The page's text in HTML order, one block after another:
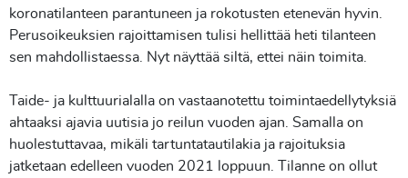
koronatilanteen parantuneen ja rokotusten etenevän hyvin.
Perusoikeuksien rajoittamisen tulisi hellittää heti tilanteen
sen mahdollistaessa. Nyt näyttää siltä, ettei näin toimita.
Taide- ja kulttuurialalla on vastaanotettu toimintaedellytyksiä
ahtaaksi ajavia uutisia jo reilun vuoden ajan. Samalla on
huolestuttavaa, mikäli tartuntatautilakia ja rajoituksia
jatketaan edelleen vuoden 2021 loppuun. Tilanne on ollut